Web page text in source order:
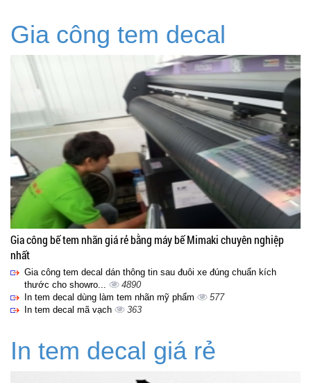
Gia công tem decal
Gia công bế tem nhãn giá rẻ bằng máy bế Mimaki chuyên nghiệp
nhất
Gia công tem decal dán thông tin sau đuôi xe đúng chuẩn kích
thước cho showro...
4890
In tem decal dùng làm tem nhãn mỹ phẩm
577
In tem decal mã vạch
363
In tem decal giá rẻ